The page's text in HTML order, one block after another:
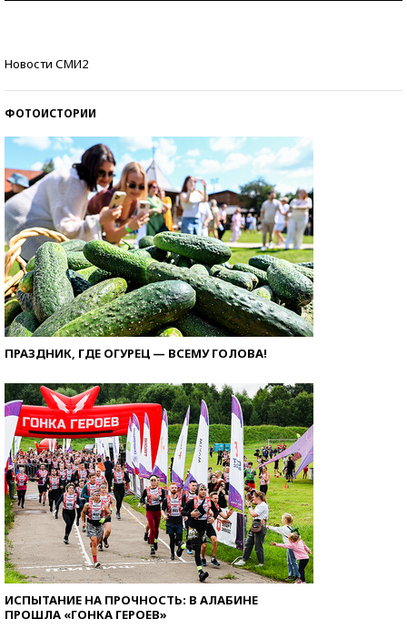
Новости СМИ2
ФОТОИСТОРИИ
ПРАЗДНИК, ГДЕ ОГУРЕЦ — ВСЕМУ ГОЛОВА!
ИСПЫТАНИЕ НА ПРОЧНОСТЬ: В АЛАБИНЕ
ПРОШЛА «ГОНКА ГЕРОЕВ»